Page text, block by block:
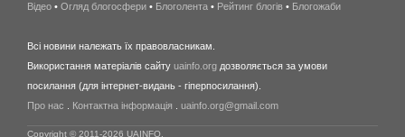
киев
wimax
в
Відео • Огляд блогосфери • Блоголента • Рейтинг блогів • Блогожаби
Всі новини належать їх правовласникам.
Використання матеріалів сайту uainfo.org дозволяється за умови
посилання (для інтернет-видань - гіперпосилання).
Про нас
Контактна інформація uainfo.org@gmail.com
Copyright © 2011-2026 UAINFO.